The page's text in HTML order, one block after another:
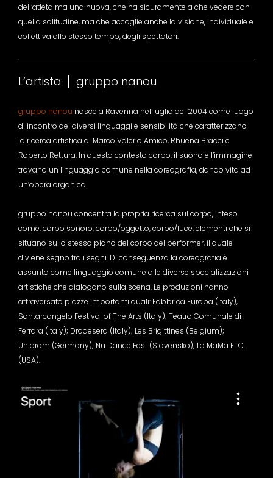
dell’atleta ma una nuova, che ha sicuramente a che vedere con
quella solitudine, ma che accoglie anche la visione, individuale e
collettiva allo stesso tempo, degli spettatori.
L’artista ⎪ gruppo nanou
gruppo nanou nasce a Ravenna nel luglio del 2004 come luogo
di incontro dei diversi linguaggi e sensibilità che caratterizzano
la ricerca artistica di Marco Valerio Amico, Rhuena Bracci e
Roberto Rettura. In questo contesto corpo, il suono e l’immagine
trovano un linguaggio comune nella coreografia, dando vita ad
un’opera organica.
gruppo nanou concentra la propria ricerca sul corpo, inteso
come: corpo sonoro, corpo/oggetto, corpo/luce, elementi che si
situano sullo stesso piano del corpo del performer, il quale
diviene segno tra i segni. Di conseguenza la coreografia è
assunta come linguaggio comune alle diverse specializzazioni
artistiche che dialogano sulla scena. Le produzioni hanno
attraversato piazze importanti quali: Fabbrica Europa (Italy),
Santarcangelo Festival of The Arts (Italy); Teatro Comunale di
Ferrara (Italy); Drodesera (Italy); Les Brigittines (Belgium);
Unidram (Germany); Nu Dance Fest (Slovensko); La MaMa ETC.
(USA).